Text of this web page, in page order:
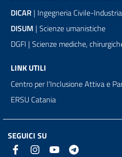
DICAR | Ingegneria Civile-
DISUM | Scienze umanistiche
DGFI | Scienze mediche,
LINK UTILI
Centro per l'Inclusione Attiva e
ERSU Catania
SEGUICI SU